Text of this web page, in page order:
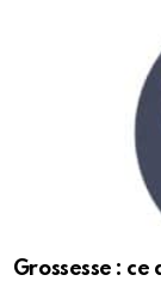
Grossesse :